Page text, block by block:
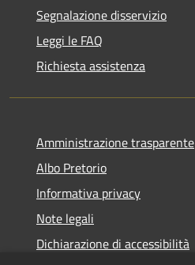
Segnalazione disservizio
Leggi le FAQ
Richiesta assistenza
Amministrazione trasparente
Albo Pretorio
Informativa privacy
Note legali
Dichiarazione di accessibilità